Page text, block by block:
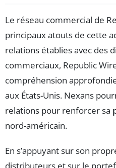
Le réseau commercial de
principaux atouts de cette
relations établies avec des
commerciaux, Republic
compréhension
aux États-Unis. Nexans
relations pour renforcer sa
nord-américain.
En s’appuyant sur son
distributeurs et sur le